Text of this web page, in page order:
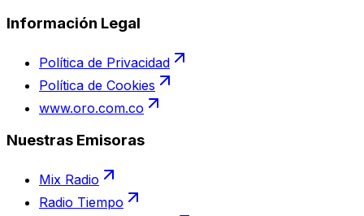
Información Legal
Política de Privacidad
Política de Cookies
www.oro.com.co
Nuestras Emisoras
Mix Radio
Radio Tiempo